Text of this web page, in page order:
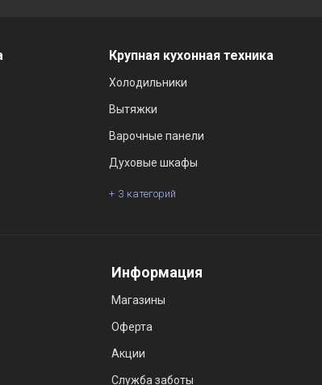
Крупная кухонная техника
Холодильники
Вытяжки
Варочные панели
Духовые шкафы
3 категорий
Информация
Магазины
Оферта
Акции
Служба заботы